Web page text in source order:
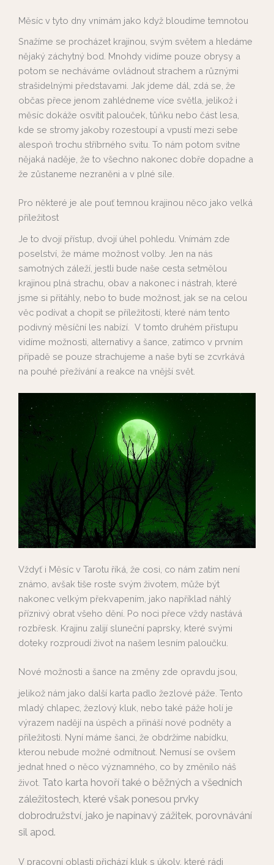
Měsíc v tyto dny vnímám jako když bloudíme temnotou
Snažíme se procházet krajinou, svým světem a hledáme
nějaký záchytný bod. Mnohdy vidíme pouze obrysy a
potom se necháváme ovládnout strachem a různými
strašidelnými představami. Jak jdeme dál, zdá se, že
občas přece jenom zahlédneme více světla, jelikož i
měsíc dokáže osvítit palouček, tůňku nebo část lesa,
kde se stromy jakoby rozestoupí a vpustí mezi sebe
alespoň trochu stříbrného svitu. To nám potom svitne
nějaká naděje, že to všechno nakonec dobře dopadne a
že zůstaneme nezraněni a v plné síle.
Pro některé je ale pouť temnou krajinou něco jako velká
příležitost
Je to dvojí přístup, dvojí úhel pohledu. Vnímám zde
poselství, že máme možnost volby. Jen na nás
samotných záleží, jestli bude naše cesta setmělou
krajinou plná strachu, obav a nakonec i nástrah, které
jsme si přitáhly, nebo to bude možnost, jak se na celou
věc podívat a chopit se příležitostí, které nám tento
podivný měsíční les nabízí. V tomto druhém přístupu
vidíme možnosti, alternativy a šance, zatímco v prvním
případě se pouze strachujeme a naše bytí se zcvrkává
na pouhé přežívání a reakce na vnější svět.
Vždyť i Měsíc v Tarotu říká, že cosi, co nám zatím není
známo, avšak tiše roste svým životem, může být
nakonec velkým překvapením, jako například náhlý
příznivý obrat všeho dění. Po noci přece vždy nastává
rozbřesk. Krajinu zalijí sluneční paprsky, které svými
doteky rozproudí život na našem lesním paloučku.
Nové možnosti a šance na změny zde opravdu jsou,
jelikož nám jako další karta padlo žezlové páže. Tento
mladý chlapec, žezlový kluk, nebo také páže holí je
výrazem nadějí na úspěch a přináší nové podněty a
příležitosti. Nyní máme šanci, že obdržíme nabídku,
kterou nebude možné odmítnout. Nemusí se ovšem
jednat hned o něco významného, co by změnilo náš
život. Tato karta hovoří také o běžných a všedních
záležitostech, které však ponesou prvky
dobrodružství, jako je napínavý zážitek, porovnávání
sil apod.
V pracovní oblasti přichází kluk s úkoly, které rádi